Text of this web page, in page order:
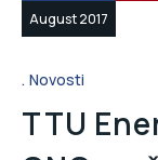
August 2017
Novosti
TTU